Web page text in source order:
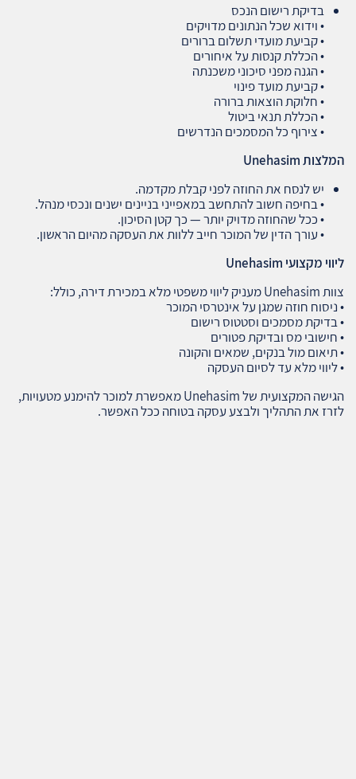
בדיקת רישום הנכס
• וידוא שכל הנתונים מדויקים
• קביעת מועדי תשלום ברורים
• הכללת קנסות על איחורים
• הגנה מפני סיכוני משכנתה
• קביעת מועד פינוי
• חלוקת הוצאות ברורה
• הכללת תנאי ביטול
• צירוף כל המסמכים הנדרשים
המלצות
יש לנסח את החוזה לפני קבלת מקדמה.
• בחיפה חשוב להתחשב במאפייני בניינים ישנים ונכסי מנהל.
• ככל שהחוזה מדויק יותר — כך קטן הסיכון.
• עורך הדין של המוכר חייב ללוות את העסקה מהיום הראשון.
ליווי מקצועי
צוות Unehasim מעניק ליווי משפטי מלא במכירת דירה, כולל:
• ניסוח חוזה שמגן על אינטרסי המוכר
• בדיקת מסמכים וסטטוס רישום
• חישובי מס ובדיקת פטורים
• תיאום מול בנקים, שמאים והקונה
• ליווי מלא עד לסיום העסקה
הגישה המקצועית של Unehasim מאפשרת למוכר להימנע מטעויות,
לזרז את התהליך ולבצע עסקה בטוחה ככל האפשר.